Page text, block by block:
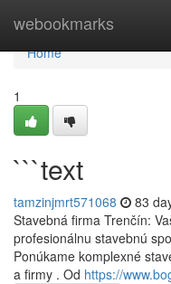
webookmarks
Home
Home
1
```text
tamzinjmrt571068 83
Stavebná firma Trenčín:
profesionálnu stavebnú
Ponúkame komplexné
a firmy . Od https://